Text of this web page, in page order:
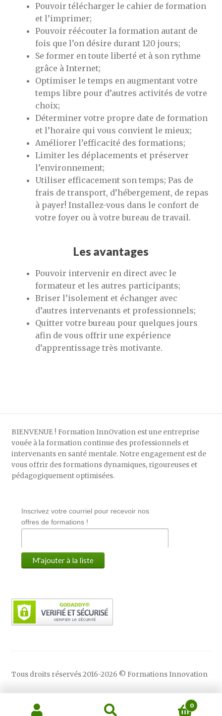
Pouvoir télécharger le cahier de formation
et l’imprimer;
Pouvoir réécouter la formation autant de
fois que l’on désire durant 120 jours;
Se former en toute liberté et à son rythme
grâce à Internet;
Optimiser le temps en augmentant votre
temps libre pour d’autres activités de votre
choix;
Déterminer votre propre date de formation
et l’horaire qui vous convient le mieux;
Améliorer l’efficacité des formations;
Limiter les déplacements et préserver
l’environnement;
Utiliser efficacement son temps; Pas de
frais de transport, d’hébergement, de repas
à payer! Installez-vous dans le confort de
votre foyer ou à votre bureau de travail.
Les avantages
Pouvoir intervenir en direct avec le
formateur et les autres participants;
Briser l’isolement et échanger avec
d’autres intervenants et professionnels;
Quitter votre bureau pour quelques jours
afin de vous offrir une expérience
d’apprentissage très motivante.
BIENVENUE ! Formation InnOvation est une entreprise
vouée à la formation continue des professionnels et
intervenants en santé mentale. Notre engagement est de
vous offrir des formations dynamiques, rigoureuses et
pédagogiquement optimisées.
Inscrivez votre courriel pour recevoir nos
offres de formations !
Tous droits réservés 2016-2026 © Formations Innovation
0